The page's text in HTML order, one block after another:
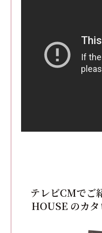
テレビCMでご
HOUSE のカタ